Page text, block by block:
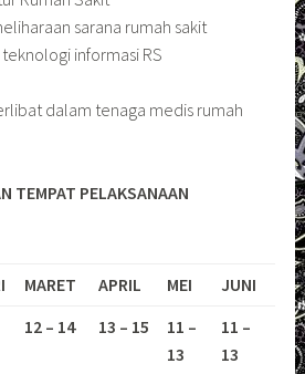
sarana rumah sakit
informasi RS
dalam tenaga medis rumah
TEMPAT PELAKSANAAN
MARET APRIL MEI
JUNI
12 – 14 13 – 15
11 –
13
11 –
13